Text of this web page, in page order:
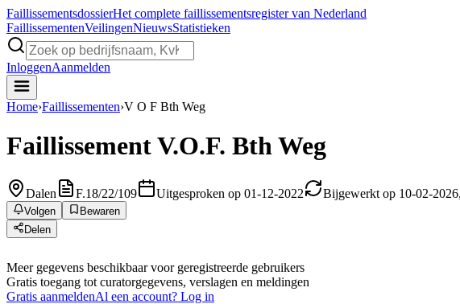
FaillissementsdossierHet complete faillissementsregister van Nederland
FaillissementenVeilingenNieuwsStatistieken
InloggenAanmelden
Home›Faillissementen›V O F Bth Weg
FaillissementV.O.F. Bth Weg
Dalen F.18/22/109 Uitgesproken op 01-12-2022 Bijgewerkt op 10-02-
Volgen
Bewaren
Delen
Meer gegevens beschikbaar voor geregistreerde gebruikers
Gratis toegang tot curatorgegevens, verslagen en meldingen
Gratis aanmeldenAl een account? Log in